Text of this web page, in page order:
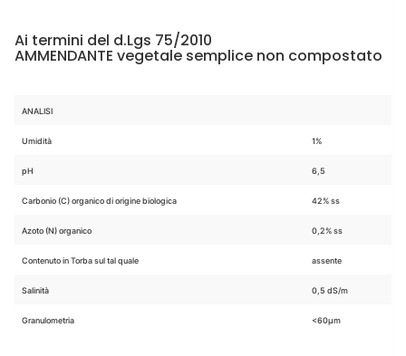
Ai termini del d.Lgs 75/2010
AMMENDANTE vegetale semplice non compostato
ANALISI
Umidità 1%
pH 6,5
Carbonio (C) organico di origine biologica 42% ss
Azoto (N) organico 0,2% ss
Contenuto in Torba sul tal quale assente
Salinità 0,5 dS/m
Granulometria <60μm